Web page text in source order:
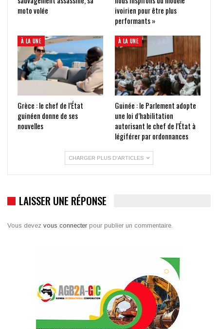
moto volée
ivoirien pour être plus
performants »
À LA UNE
Grèce : le chef de l’État
guinéen donne de ses
nouvelles
À LA UNE
Guinée : le Parlement adopte
une loi d’habilitation
autorisant le chef de l’État à
légiférer par ordonnances
CHARGER PLUS D'ARTICLES
LAISSER UNE RÉPONSE
Vous devez vous connecter pour publier un commentaire.